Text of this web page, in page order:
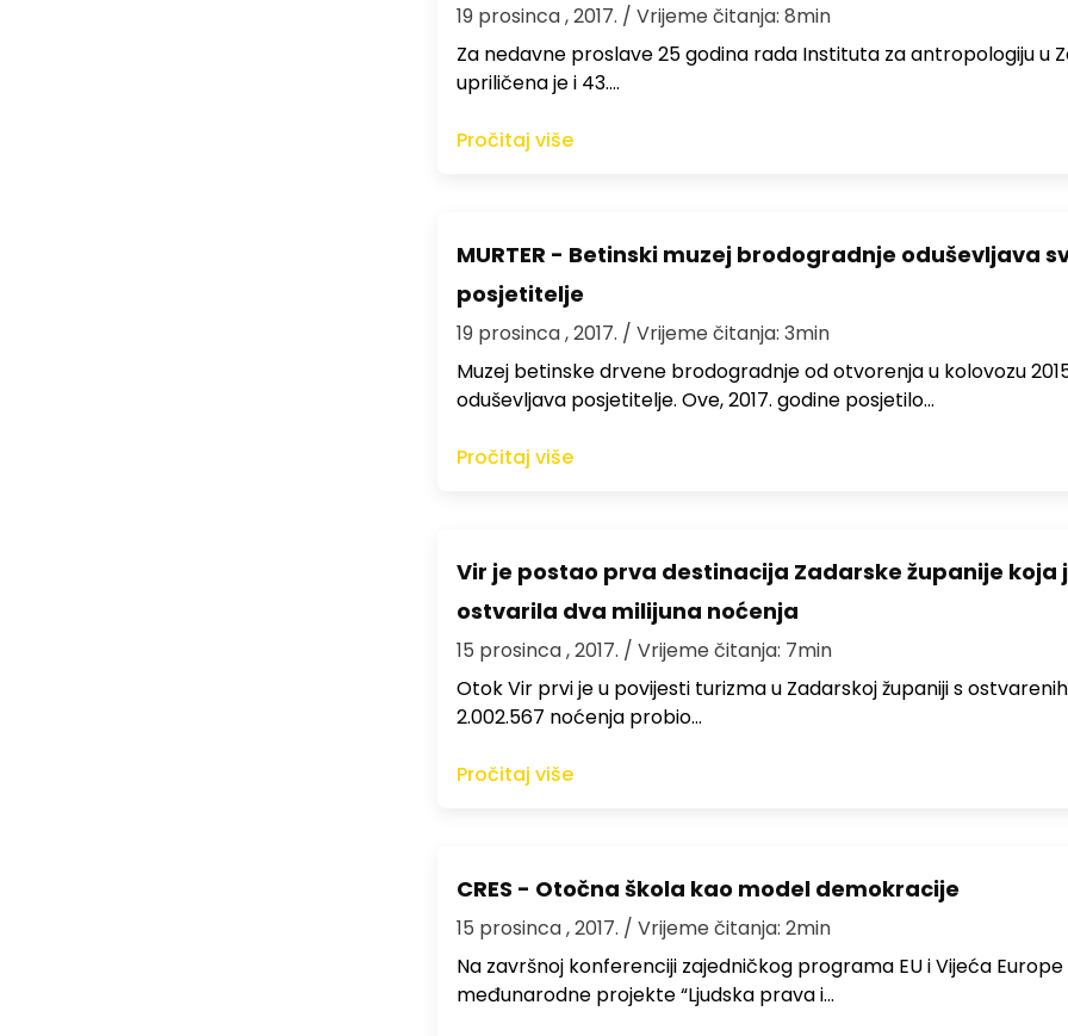
19 prosinca , 2017. / Vrijeme čitanja: 8min
Za nedavne proslave 25 godina rada Instituta za antropologiju u
upriličena je i 43.…
Pročitaj više
MURTER - Betinski muzej brodogradnje oduševljava
posjetitelje
19 prosinca , 2017. / Vrijeme čitanja: 3min
Muzej betinske drvene brodogradnje od otvorenja u kolovozu
oduševljava posjetitelje. Ove, 2017. godine posjetilo…
Pročitaj više
Vir je postao prva destinacija Zadarske županije koja
ostvarila dva milijuna noćenja
15 prosinca , 2017. / Vrijeme čitanja: 7min
Otok Vir prvi je u povijesti turizma u Zadarskoj županiji s ostvarenih
2.002.567 noćenja probio…
Pročitaj više
CRES - Otočna škola kao model demokracije
15 prosinca , 2017. / Vrijeme čitanja: 2min
Na završnoj konferenciji zajedničkog programa EU i Vijeća Europe
međunarodne projekte “Ljudska prava i…